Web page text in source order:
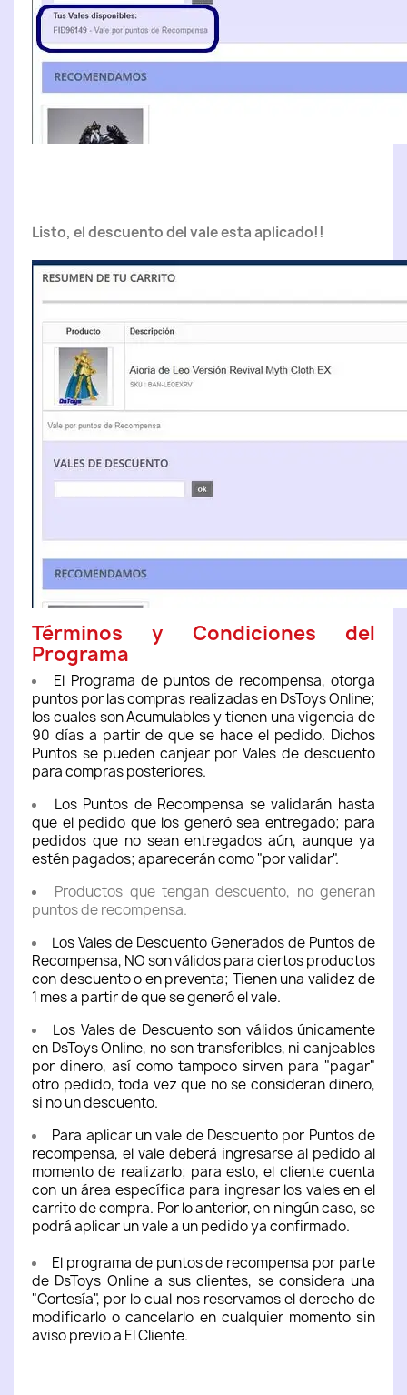
Listo, el descuento del vale esta aplicado!!
Términos y Condiciones del
Programa
El Programa de puntos de recompensa, otorga
puntos por las compras realizadas en DsToys Online;
los cuales son Acumulables y tienen una vigencia de
90 días a partir de que se hace el pedido. Dichos
Puntos se pueden canjear por Vales de descuento
para compras posteriores.
Los Puntos de Recompensa se validarán hasta
que el pedido que los generó sea entregado; para
pedidos que no sean entregados aún, aunque ya
estén pagados; aparecerán como "por validar".
Productos que tengan descuento, no generan
puntos de recompensa.
Los Vales de Descuento Generados de Puntos de
Recompensa, NO son válidos para ciertos productos
con descuento o en preventa; Tienen una validez de
1 mes a partir de que se generó el vale.
Los Vales de Descuento son válidos únicamente
en DsToys Online, no son transferibles, ni canjeables
por dinero, así como tampoco sirven para "pagar"
otro pedido, toda vez que no se consideran dinero,
si no un descuento.
Para aplicar un vale de Descuento por Puntos de
recompensa, el vale deberá ingresarse al pedido al
momento de realizarlo; para esto, el cliente cuenta
con un área específica para ingresar los vales en el
carrito de compra. Por lo anterior, en ningún caso, se
podrá aplicar un vale a un pedido ya confirmado.
El programa de puntos de recompensa por parte
de DsToys Online a sus clientes, se considera una
"Cortesía", por lo cual nos reservamos el derecho de
modificarlo o cancelarlo en cualquier momento sin
aviso previo a El Cliente.